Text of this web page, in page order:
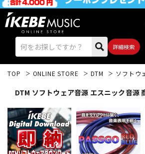
詳細検索
エレキギター
TOP ONLINE STORE DTM ソフトウ
DTM ソフトウェア音源 エスニック音源